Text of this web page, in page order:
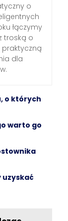
o
łączymy
troską o
dla
o których
warto go
uzyskać